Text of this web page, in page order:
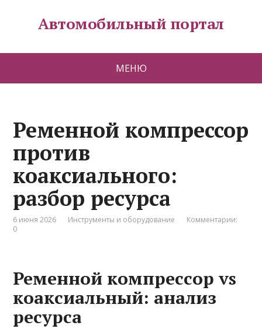
Автомобильный портал
МЕНЮ
Ременной компрессор
против
коаксиального:
разбор ресурса
6 июня 2026 Инструменты и оборудование
Комментарии:
0
Ременной компрессор vs
коаксиальный: анализ
ресурса